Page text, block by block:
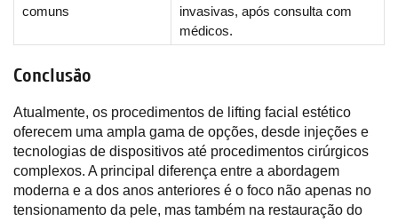
comuns
invasivas, após consulta com
médicos.
Conclusão
Atualmente, os procedimentos de lifting facial estético
oferecem uma ampla gama de opções, desde injeções e
tecnologias de dispositivos até procedimentos cirúrgicos
complexos. A principal diferença entre a abordagem
moderna e a dos anos anteriores é o foco não apenas no
tensionamento da pele, mas também na restauração do